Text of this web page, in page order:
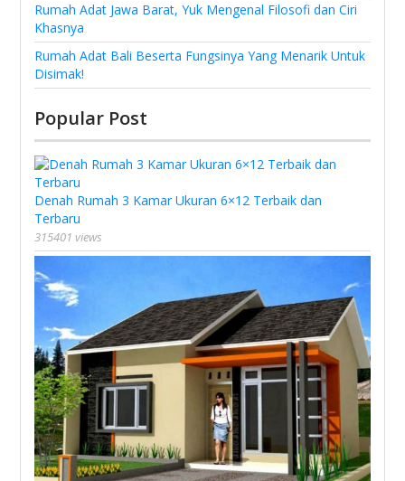
Rumah Adat Jawa Barat, Yuk Mengenal Filosofi dan Ciri
Khasnya
Rumah Adat Bali Beserta Fungsinya Yang Menarik Untuk
Disimak!
Popular Post
Denah Rumah 3 Kamar Ukuran 6×12 Terbaik dan
Terbaru
315401 views